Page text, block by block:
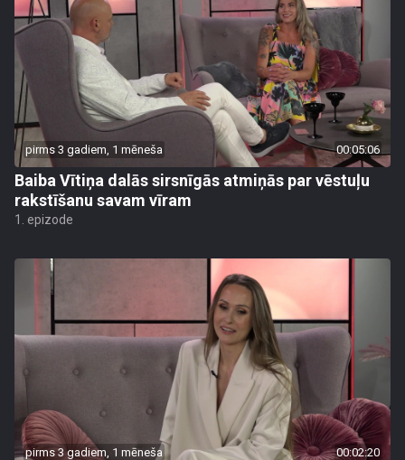
pirms 3 gadiem, 1 mēneša 00:05:06
Baiba Vītiņa dalās sirsnīgās atmiņās par vēstuļu
rakstīšanu savam vīram
1. epizode
pirms 3 gadiem, 1 mēneša 00:02:20